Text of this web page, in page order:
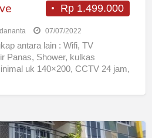
Rp 1.499.000
07/07/2022
antara lain : Wifi, TV
Panas, Shower, kulkas
uk 140×200, CCTV 24 jam,